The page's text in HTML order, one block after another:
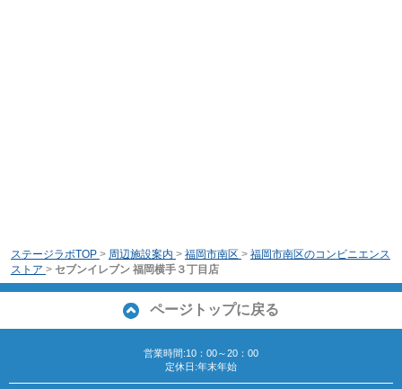
ステージラボTOP > 周辺施設案内 > 福岡市南区 > 福岡市南区のコンビニエンス
ストア > セブンイレブン 福岡横手３丁目店
ページトップに戻る
営業時間:10：00～20：00
定休日:年末年始